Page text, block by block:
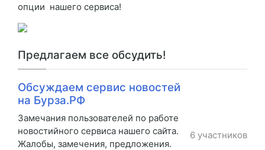
опции нашего сервиса!
Предлагаем все обсудить!
Обсуждаем сервис новостей
на Бурза.РФ
Замечания пользователей по работе
новостийного сервиса нашего сайта.
Жалобы, замечения, предложения.
6 участников